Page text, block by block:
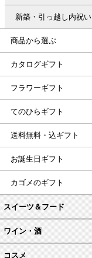
新築・引っ越し内祝い
商品から選ぶ
カタログギフト
フラワーギフト
てのひらギフト
送料無料・込ギフト
お誕生日ギフト
カゴメのギフト
スイーツ＆フード
ワイン・酒
コスメ